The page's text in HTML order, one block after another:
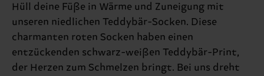
Hüll deine Füße in Wärme und Zuneigung mit
unseren niedlichen Teddybär-Socken. Diese
charmanten roten Socken haben einen
entzückenden schwarz-weißen Teddybär-Print,
der Herzen zum Schmelzen bringt. Bei uns dreht